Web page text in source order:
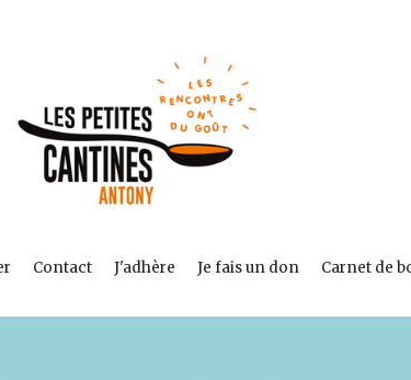
Contact J'adhère Je fais un don Carnet de